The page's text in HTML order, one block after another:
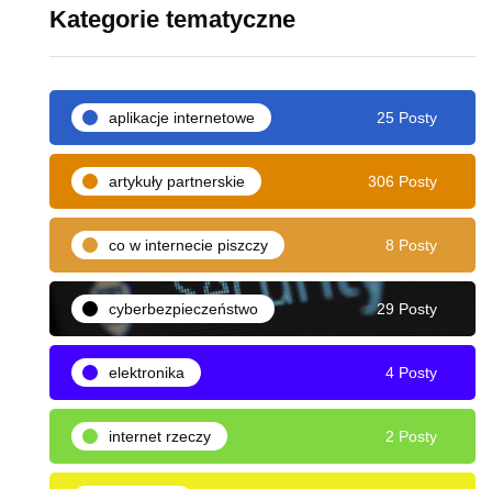
Kategorie tematyczne
aplikacje internetowe 25 Posty
artykuły partnerskie 306 Posty
co w internecie piszczy 8 Posty
cyberbezpieczeństwo 29 Posty
elektronika 4 Posty
internet rzeczy 2 Posty